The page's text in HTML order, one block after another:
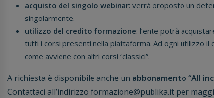
acquisto del singolo webinar: verrà proposto un
singolarmente.
utilizzo del credito formazione: l’ente potrà
tutti i corsi presenti nella piattaforma. Ad ogni utilizzo
come avviene con altri corsi “classici”.
A richiesta è disponibile anche un abbonamento “All
Contattaci all’indirizzo formazione@publika.it per